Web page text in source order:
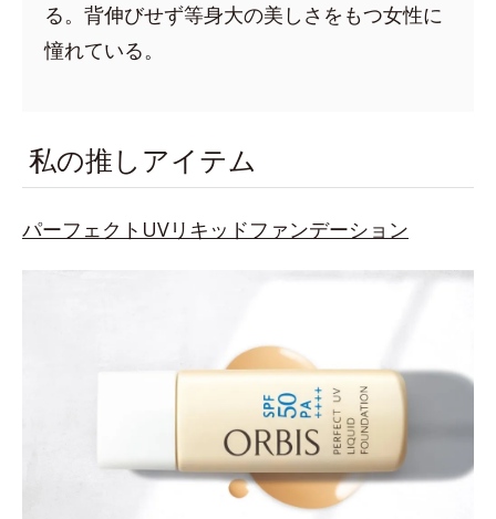
る。背伸びせず等身大の美しさをもつ女性に
憧れている。
私の推しアイテム
パーフェクトUVリキッドファンデーション